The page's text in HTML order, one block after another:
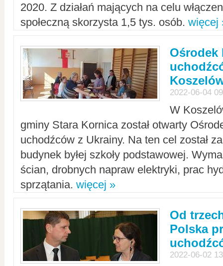
2020. Z działań mających na celu
społeczną skorzysta 1,5 tys. osób. więcej
Ośrodek
2022-06-04
W
gminy Stara Kornica został otwarty
uchodźców z Ukrainy. Na ten cel został
budynek byłej szkoły podstawowej.
ścian, drobnych napraw elektryki, prac
sprzątania. więcej »
Od
Polska
2022-06-02